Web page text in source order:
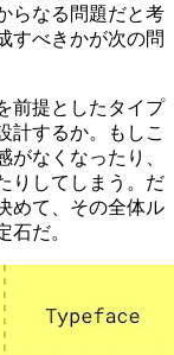
らなる問題だと考
すべきかが次の問
前提としたタイプ
計するか。もしこ
なくなったり、
りしてしまう。だ
めて、その全体ル
石だ。